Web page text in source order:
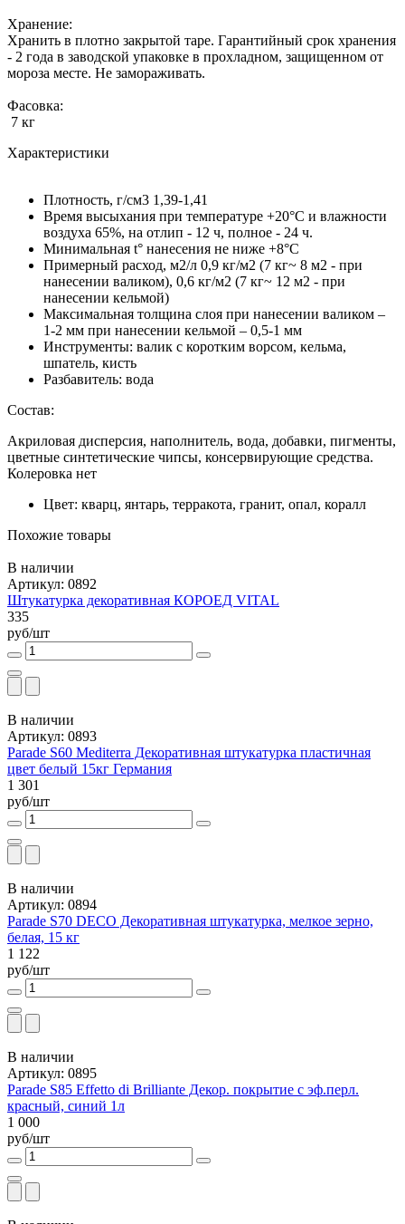
Хранение:
Хранить в плотно закрытой таре. Гарантийный срок хранения
- 2 года в заводской упаковке в прохладном, защищенном от
мороза месте. Не замораживать.
Фасовка:
7 кг
Характеристики
Плотность, г/см3 1,39-1,41
Время высыхания при температуре +20°С и влажности
воздуха 65%, на отлип - 12 ч, полное - 24 ч.
Минимальная t° нанесения не ниже +8°С
Примерный расход, м2/л 0,9 кг/м2 (7 кг~ 8 м2 - при
нанесении валиком), 0,6 кг/м2 (7 кг~ 12 м2 - при
нанесении кельмой)
Максимальная толщина слоя при нанесении валиком –
1-2 мм при нанесении кельмой – 0,5-1 мм
Инструменты: валик с коротким ворсом, кельма,
шпатель, кисть
Разбавитель: вода
Состав:
Акриловая дисперсия, наполнитель, вода, добавки, пигменты,
цветные синтетические чипсы, консервирующие средства.
Колеровка нет
Цвет: кварц, янтарь, терракота, гранит, опал, коралл
Похожие товары
В наличии
Артикул: 0892
Штукатурка декоративная КОРОЕД VITAL
335
руб/шт
В наличии
Артикул: 0893
Parade S60 Mediterra Декоративная штукатурка пластичная
цвет белый 15кг Германия
1 301
руб/шт
В наличии
Артикул: 0894
Parade S70 DECO Декоративная штукатурка, мелкое зерно,
белая, 15 кг
1 122
руб/шт
В наличии
Артикул: 0895
Parade S85 Effetto di Brilliante Декор. покрытие с эф.перл.
красный, синий 1л
1 000
руб/шт